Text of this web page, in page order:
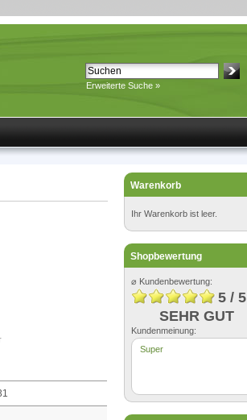
Erweiterte Suche »
Warenkorb
Ihr Warenkorb ist leer.
Shopbewertung
⌀ Kundenbewertung:
5 / 5
SEHR GUT
Kundenmeinung:
Super